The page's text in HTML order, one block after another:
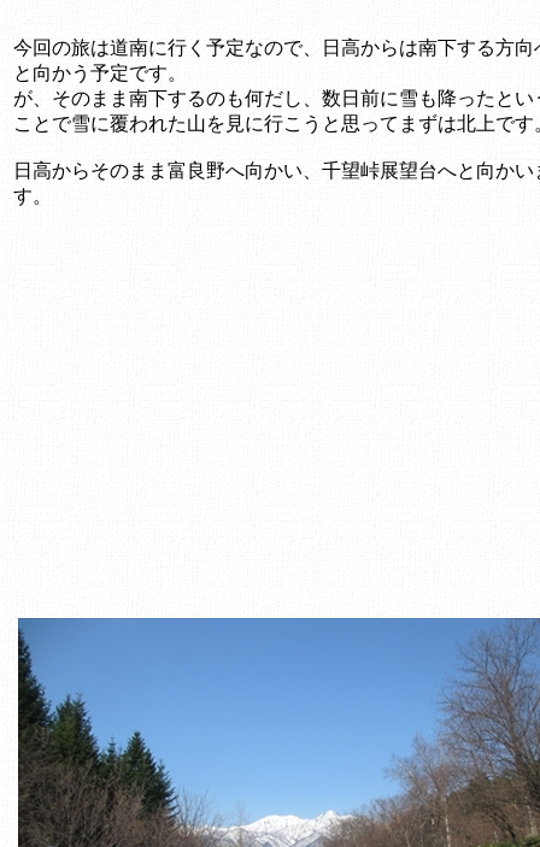
今回の旅は道南に行く予定なので、日高からは南下する方向
と向かう予定です。
が、そのまま南下するのも何だし、数日前に雪も降ったとい
ことで雪に覆われた山を見に行こうと思ってまずは北上です
日高からそのまま富良野へ向かい、千望峠展望台へと向かい
す。